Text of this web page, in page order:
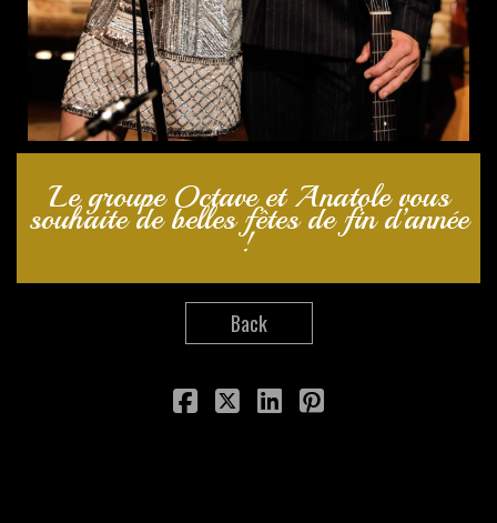
Le groupe Octave et Anatole vous
souhaite de belles fêtes de fin d’année
!
Back